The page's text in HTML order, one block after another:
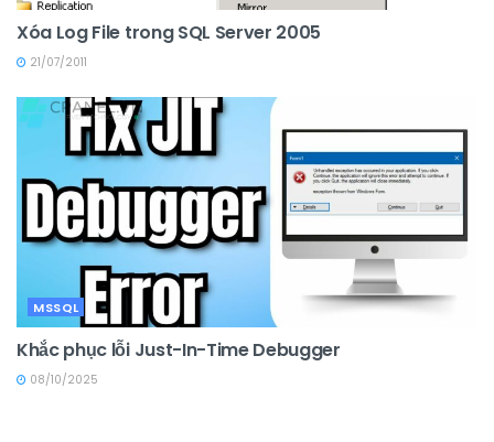
Xóa Log File trong SQL Server 2005
21/07/2011
MSSQL
Khắc phục lỗi Just-In-Time Debugger
08/10/2025